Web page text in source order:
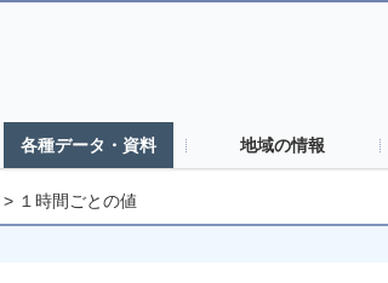
各種データ・資料 地域の情報
> １時間ごとの値